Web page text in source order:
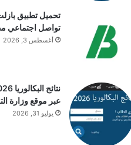
تحميل تطبيق
تواصل اجتماعي
أغسطس 3, 2026
عبر موقع وزارة
يوليو 31, 2026